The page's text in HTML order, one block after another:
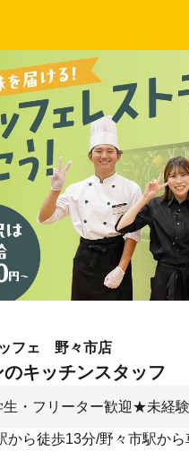
フェ 野々市店
キッチンスタッフ
・フリーター歓迎★未経
から徒歩13分/野々市駅から